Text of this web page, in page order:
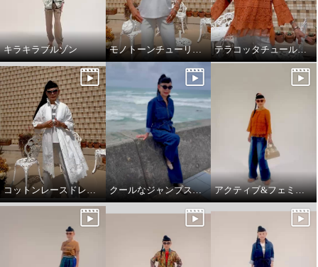
キラキラブルゾン モノトーンチューリップ柄のTシャツ テラコッタチュールレースプルオーバー。
コットンレースドレスコート クールなジャンプスーツ‼️ アクティブ&フェミニンスタイリング